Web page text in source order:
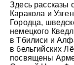
Здесь рассказы
Каракола и
Городца,
немецкого
в Тбилиси и
в бельгийских
посвящены